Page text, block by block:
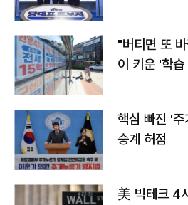
"버티면 또
이 키운 '학습
핵심 빠진 '
승계 허점
美 빅테크 4